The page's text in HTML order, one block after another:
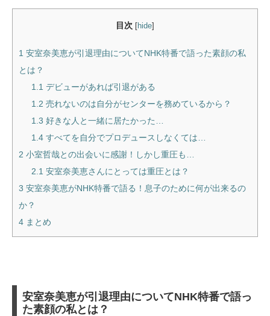
目次 [hide]
1 安室奈美恵が引退理由についてNHK特番で語った素顔の私
とは？
1.1 デビューがあれば引退がある
1.2 売れないのは自分がセンターを務めているから？
1.3 好きな人と一緒に居たかった…
1.4 すべてを自分でプロデュースしなくては…
2 小室哲哉との出会いに感謝！しかし重圧も…
2.1 安室奈美恵さんにとっては重圧とは？
3 安室奈美恵がNHK特番で語る！息子のために何が出来るの
か？
4 まとめ
安室奈美恵が引退理由についてNHK特番で語っ
た素顔の私とは？